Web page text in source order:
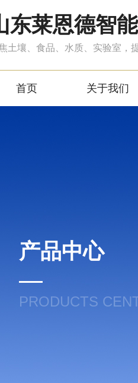
东莱恩德智
土壤、食品、水质、实验室，
首页 关于我们
产品中心
PRODUCTS